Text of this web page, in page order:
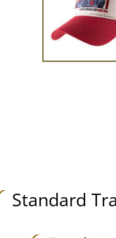
Standard